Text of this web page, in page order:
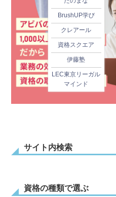
BrushUP学び
クレアール
資格スクエア
伊藤塾
LEC東京リーガル
マインド
サイト内検索
資格の種類で選ぶ